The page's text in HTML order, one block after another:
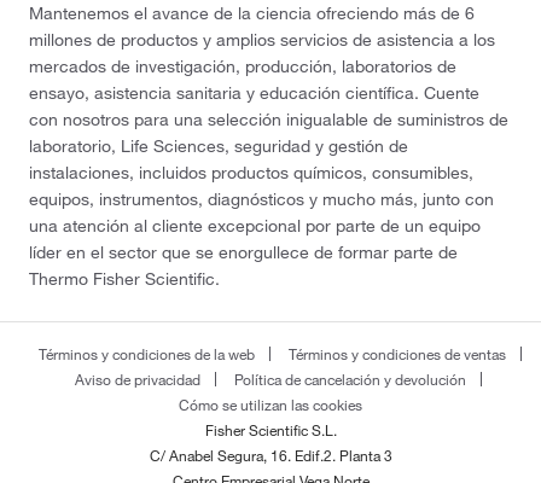
Mantenemos el avance de la ciencia ofreciendo más de 6
millones de productos y amplios servicios de asistencia a los
mercados de investigación, producción, laboratorios de
ensayo, asistencia sanitaria y educación científica. Cuente
con nosotros para una selección inigualable de suministros de
laboratorio, Life Sciences, seguridad y gestión de
instalaciones, incluidos productos químicos, consumibles,
equipos, instrumentos, diagnósticos y mucho más, junto con
una atención al cliente excepcional por parte de un equipo
líder en el sector que se enorgullece de formar parte de
Thermo Fisher Scientific.
Términos y condiciones de la web
Términos y condiciones de ventas
Aviso de privacidad
Política de cancelación y devolución
Cómo se utilizan las cookies
Fisher Scientific S.L.
C/ Anabel Segura, 16. Edif.2. Planta 3